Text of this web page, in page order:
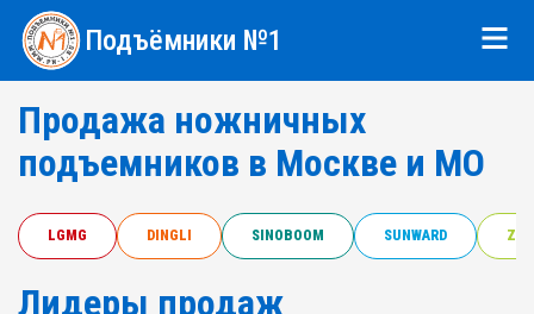
Подъёмники №1
Продажа ножничных
подъемников в Москве и МО
LGMG DINGLI SINOBOOM SUNWARD
Лидеры продаж